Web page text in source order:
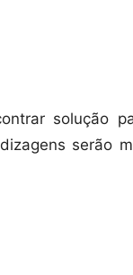
solução
serão